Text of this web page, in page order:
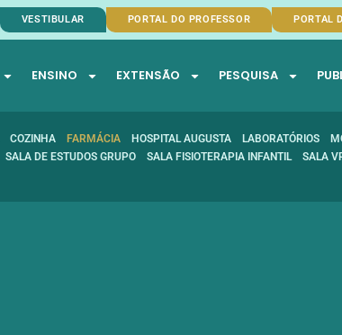
VESTIBULAR PORTAL DO PROFESSOR PORTAL
ENSINO EXTENSÃO PESQUISA
COZINHA FARMÁCIA HOSPITAL AUGUSTA LABORATÓRIOS
SALA DE ESTUDOS GRUPO SALA FISIOTERAPIA INFANTIL SALA